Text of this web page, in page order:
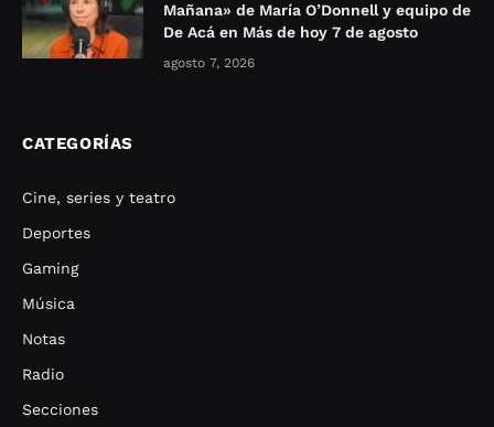
Mañana» de María O’Donnell y equipo de
De Acá en Más de hoy 7 de agosto
agosto 7, 2026
CATEGORÍAS
Cine, series y teatro
Deportes
Gaming
Música
Notas
Radio
Secciones